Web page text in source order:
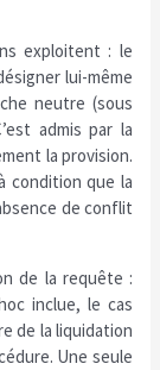
exploitent : le
lui-même
neutre (sous
admis par la
la provision.
condition que la
de conflit
de la requête :
inclue, le cas
de la liquidation
Une seule